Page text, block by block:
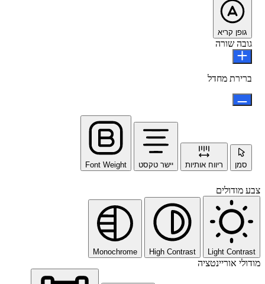
גופן קריא
גובה שורה
ברירת מחדל
סמן ריווח אותיות יישר טקסט Font Weight
צבע מודולים
Light Contrast
High Contrast
Monochrome
מודולי אוריינטציה